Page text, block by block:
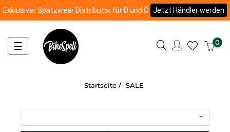
Exklusiver Spatzwear Distributor für D und Ö Jetzt Händler werden
Umschalten
der
Navigation
☰ 0
Startseite SALE